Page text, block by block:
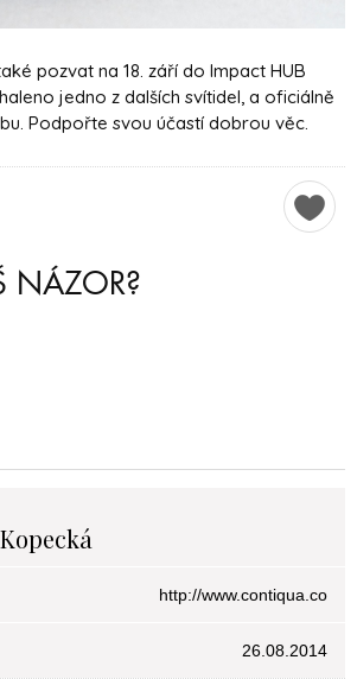
pozvat na 18. září do Impact HUB
jedno z dalších svítidel, a oficiálně
Podpořte svou účastí dobrou věc.
NÁZOR?
http://www.contiqua.co
26.08.2014